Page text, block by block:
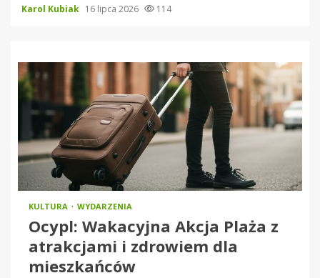
Karol Kubiak 16 lipca 2026 114
KULTURA WYDARZENIA
Ocypl: Wakacyjna Akcja Plaża z
atrakcjami i zdrowiem dla
mieszkańców